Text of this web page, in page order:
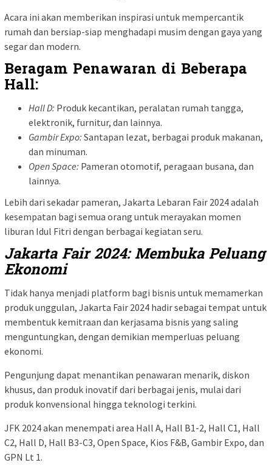
Acara ini akan memberikan inspirasi untuk mempercantik
rumah dan bersiap-siap menghadapi musim dengan gaya yang
segar dan modern.
Beragam Penawaran di Beberapa
Hall:
Hall D: Produk kecantikan, peralatan rumah tangga,
elektronik, furnitur, dan lainnya.
Gambir Expo: Santapan lezat, berbagai produk makanan,
dan minuman.
Open Space: Pameran otomotif, peragaan busana, dan
lainnya.
Lebih dari sekadar pameran, Jakarta Lebaran Fair 2024 adalah
kesempatan bagi semua orang untuk merayakan momen
liburan Idul Fitri dengan berbagai kegiatan seru.
Jakarta Fair 2024: Membuka Peluang
Ekonomi
Tidak hanya menjadi platform bagi bisnis untuk memamerkan
produk unggulan, Jakarta Fair 2024 hadir sebagai tempat untuk
membentuk kemitraan dan kerjasama bisnis yang saling
menguntungkan, dengan demikian memperluas peluang
ekonomi.
Pengunjung dapat menantikan penawaran menarik, diskon
khusus, dan produk inovatif dari berbagai jenis, mulai dari
produk konvensional hingga teknologi terkini.
JFK 2024 akan menempati area Hall A, Hall B1-2, Hall C1, Hall
C2, Hall D, Hall B3-C3, Open Space, Kios F&B, Gambir Expo, dan
GPN Lt 1.